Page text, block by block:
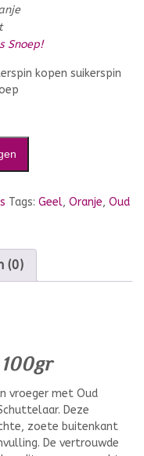
Snoep!
Tags: Geel, Oranje, Oud
(0)
vroeger met Oud
Deze
zoete buitenkant
De vertrouwde